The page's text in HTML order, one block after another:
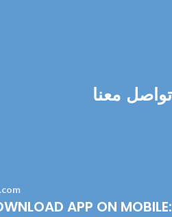
تواصل معنا
APP ON MOBILE: